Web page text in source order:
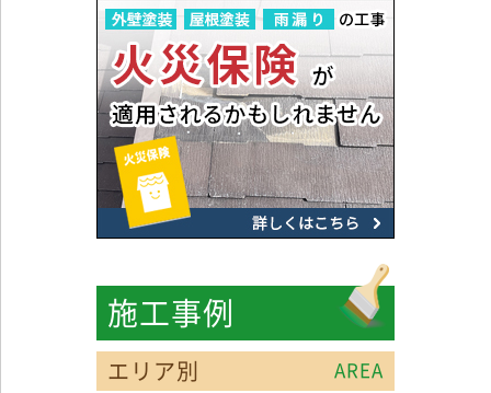
施工事例
エリア別 AREA